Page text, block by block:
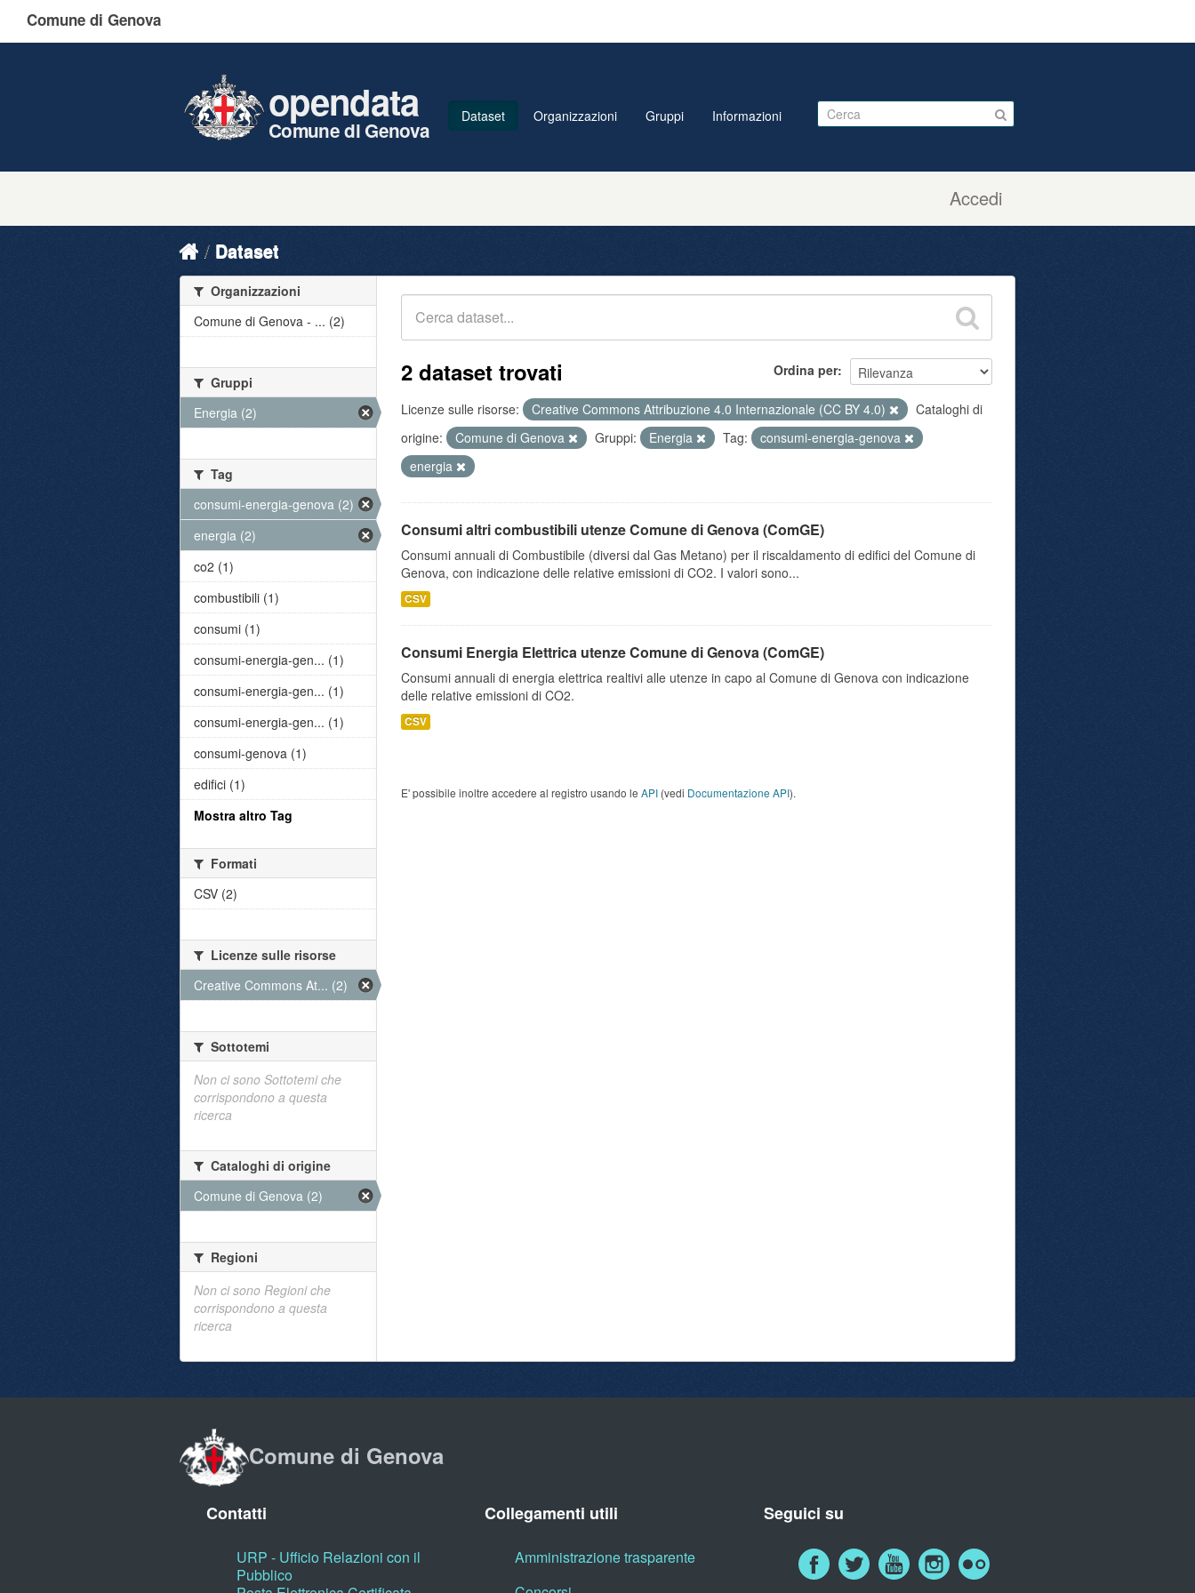
Comune di Genova
Accedi
opendata
Comune di Genova
Dataset Organizzazioni Gruppi Informazioni
Dataset
Ordina per
2 dataset trovati
Licenze sulle risorse: Creative Commons Attribuzione 4.0 Internazionale (CC BY 4.0)
Cataloghi di
origine:
Comune di Genova Gruppi: Energia Tag:
consumi-energia-genova
energia
Consumi altri combustibili utenze Comune di Genova (ComGE)
Consumi annuali di Combustibile (diversi dal Gas Metano) per il riscaldamento di edifici del Comune di
Genova, con indicazione delle relative emissioni di CO2. I valori sono...
CSV
Consumi Energia Elettrica utenze Comune di Genova (ComGE)
Consumi annuali di energia elettrica realtivi alle utenze in capo al Comune di Genova con indicazione
delle relative emissioni di CO2.
CSV
E' possibile inoltre accedere al registro usando le API (vedi Documentazione API).
Organizzazioni
Comune di Genova - ... (2)
Gruppi
Energia (2)
Tag
consumi-energia-genova (2)
energia (2)
co2 (1)
combustibili (1)
consumi (1)
consumi-energia-gen... (1)
consumi-energia-gen... (1)
consumi-energia-gen... (1)
consumi-genova (1)
edifici (1)
Mostra altro Tag
Formati
CSV (2)
Licenze sulle risorse
Creative Commons At... (2)
Sottotemi
Non ci sono Sottotemi che
corrispondono a questa
ricerca
Cataloghi di origine
Comune di Genova (2)
Regioni
Non ci sono Regioni che
corrispondono a questa
ricerca
Comune di Genova
Contatti
URP - Ufficio Relazioni con il
Pubblico
Collegamenti utili
Amministrazione trasparente
Seguici su